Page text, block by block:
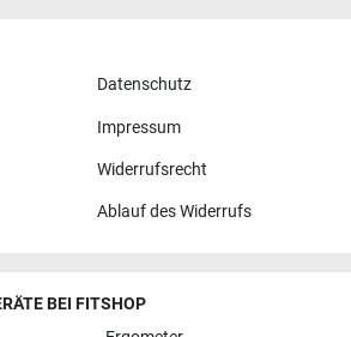
Datenschutz
Impressum
Widerrufsrecht
Ablauf des Widerrufs
BEI FITSHOP